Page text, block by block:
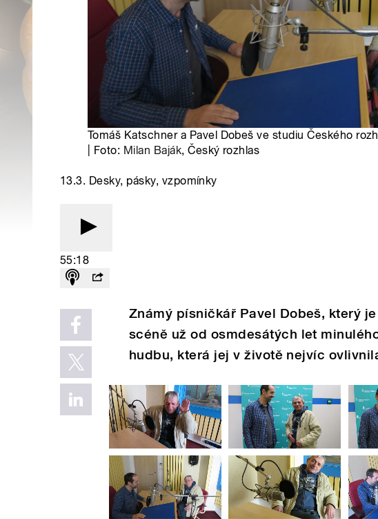
Tomáš Katschner a Pavel Dobeš ve studiu Českého
| Foto: Milan Baják, Český rozhlas
13.3. Desky, pásky, vzpomínky
55:18
Známý písničkář Pavel Dobeš, který
scéně už od osmdesátých let
hudbu, která jej v životě nejvíc